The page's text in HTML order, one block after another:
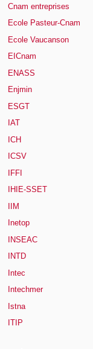
Cnam entreprises
Ecole Pasteur-Cnam
Ecole Vaucanson
EICnam
ENASS
Enjmin
ESGT
IAT
ICH
ICSV
IFFI
IHIE-SSET
IIM
Inetop
INSEAC
INTD
Intec
Intechmer
Istna
ITIP